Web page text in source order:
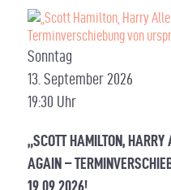
Sonntag
13. September 2026
19:30 Uhr
„SCOTT HAMILTON,
AGAIN –
19.09.2026!